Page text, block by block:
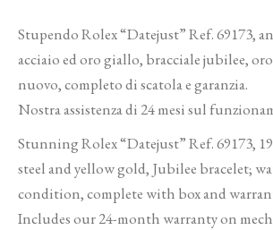
Stupendo Rolex “Datejust” Ref. 69173,
acciaio ed oro giallo, bracciale jubilee,
nuovo, completo di scatola e garanzia.
Nostra assistenza di 24 mesi sul
Stunning Rolex “Datejust” Ref. 69173,
steel and yellow gold, Jubilee bracelet;
condition, complete with box and
Includes our 24-month warranty on